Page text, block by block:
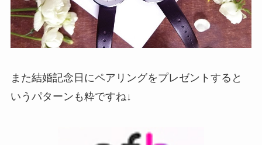
また結婚記念日にペアリングをプレゼントすると
いうパターンも粋ですね↓